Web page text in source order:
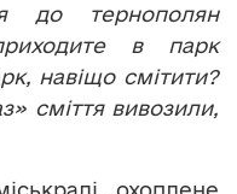
до тернополян
в парк
навіщо смітити?
сміття вивозили,
охоплене